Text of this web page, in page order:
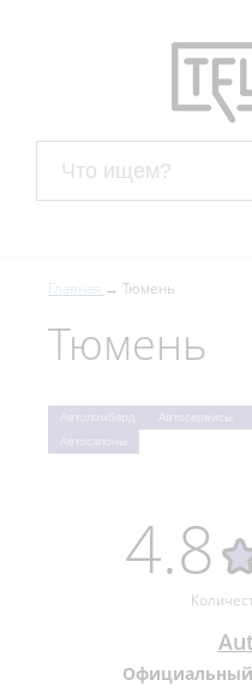
Главная Тюмень
Тюмень
Автоломбард Автосервисы
Автосалоны
4.8
Официальный